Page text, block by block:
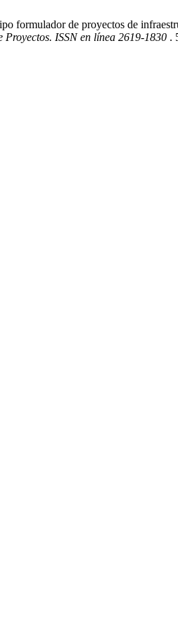
formulador de proyectos de
ISSN en línea 2619-1830 .